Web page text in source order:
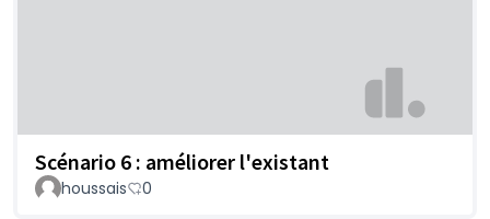
Scénario 6 : améliorer l'existant
houssais 0